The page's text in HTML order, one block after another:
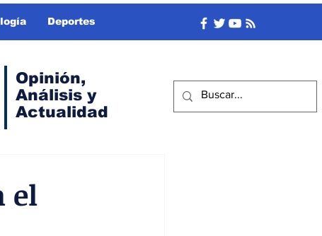
Deportes
Opinión,
Análisis y
Actualidad
el